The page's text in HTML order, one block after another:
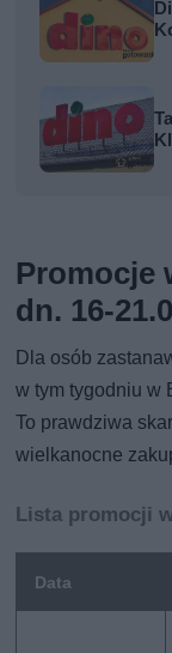
Promocje
dn. 16-
Dla osób
w tym tygodniu w
To prawdziwa
wielkanocne
Lista promocji
Data